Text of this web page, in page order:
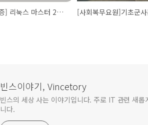
[자격증] 리눅스 마스터 2급 1차 합격후기
빈스이야기, Vincetory
빈스의 세상 사는 이야기입니다. 주로 IT 관련 새
니다.